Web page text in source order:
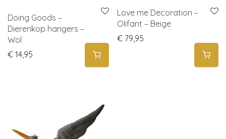
Doing Goods –
Dierenkop hangers –
Wol
€ 14,95
Love me Decoration –
Olifant – Beige
€ 79,95